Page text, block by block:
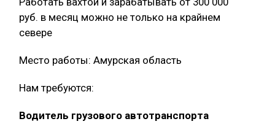
руб. в месяц можно не только на крайнем
севере
Место работы: Амурская область
Нам требуются:
Водитель грузового автотранспорта